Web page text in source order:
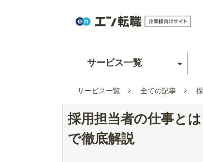
サービス一覧
サービス一覧 全ての記事
採用担当者の仕事と
で徹底解説